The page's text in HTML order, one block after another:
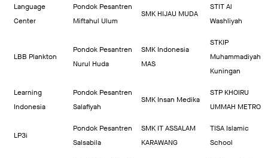
Language
Center
Pondok Pesantren
Miftahul Ulum
SMK HIJAU MUDA
STIT Al
Washliyah
LBB Plankton
Pondok Pesantren
Nurul Huda
SMK Indonesia
MAS
STKIP
Muhammadiyah
Kuningan
Learning
Indonesia
Pondok Pesantren
Salafiyah
SMK Insan Medika
STP KHOIRU
UMMAH METRO
LP3i
Pondok Pesantren
Salsabila
SMK IT ASSALAM
KARAWANG
TISA Islamic
School